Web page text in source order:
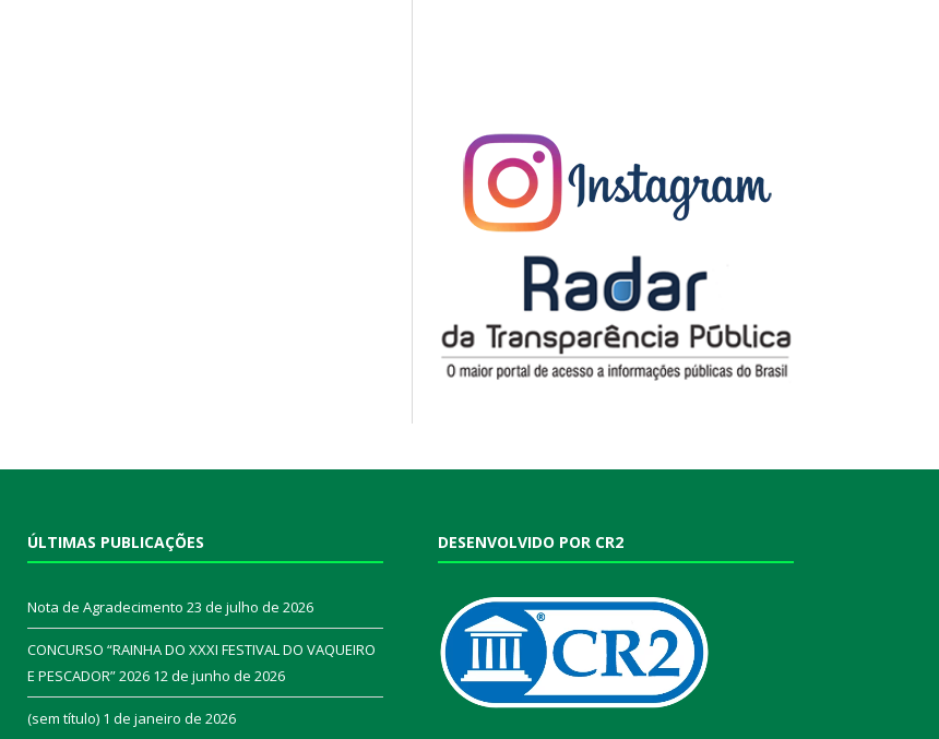
ÚLTIMAS PUBLICAÇÕES
Nota de Agradecimento 23 de julho de 2026
CONCURSO “RAINHA DO XXXI FESTIVAL DO VAQUEIRO
E PESCADOR” 2026 12 de junho de 2026
(sem título) 1 de janeiro de 2026
DESENVOLVIDO POR CR2